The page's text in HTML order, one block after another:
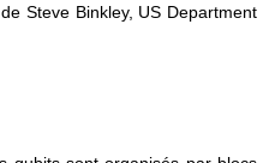
de Steve Binkley, US Department